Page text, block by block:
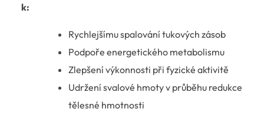
k:
Rychlejšímu spalování tukových zásob
Podpoře energetického metabolismu
Zlepšení výkonnosti při fyzické aktivitě
Udržení svalové hmoty v průběhu redukce
tělesné hmotnosti